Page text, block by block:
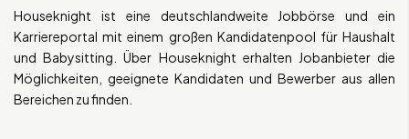
Houseknight ist eine deutschlandweite Jobbörse und ein
Karriereportal mit einem großen Kandidatenpool für Haushalt
und Babysitting. Über Houseknight erhalten Jobanbieter die
Möglichkeiten, geeignete Kandidaten und Bewerber aus allen
Bereichen zu finden.